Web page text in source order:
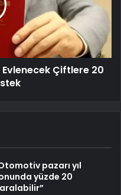
Evlenecek Çiftlere 20
pazarı yıl
yüzde 20